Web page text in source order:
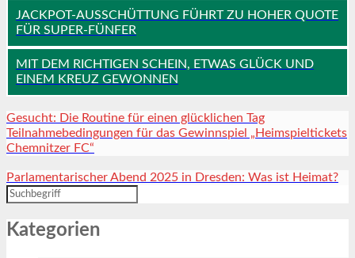
JACKPOT-AUSSCHÜTTUNG FÜHRT ZU HOHER QUOTE
FÜR SUPER-FÜNFER
MIT DEM RICHTIGEN SCHEIN, ETWAS GLÜCK UND
EINEM KREUZ GEWONNEN
Gesucht: Die Routine für einen glücklichen Tag
Teilnahmebedingungen für das Gewinnspiel „Heimspieltickets
Chemnitzer FC“
Parlamentarischer Abend 2025 in Dresden: Was ist Heimat?
Kategorien